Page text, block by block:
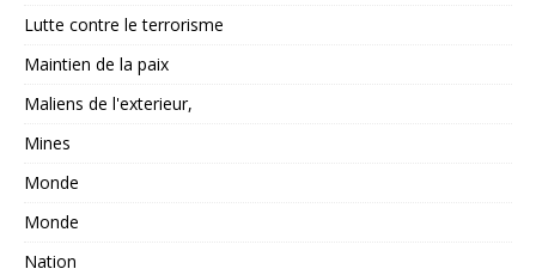
Lutte contre le terrorisme
Maintien de la paix
Maliens de l'exterieur,
Mines
Monde
Monde
Nation